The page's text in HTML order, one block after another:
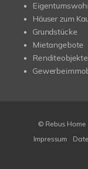
Häuser zum
Grundstücke
Mietangebote
Renditeobjekte
© Rebus Home
Impressum